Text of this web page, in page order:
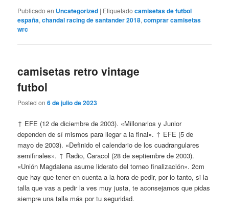
Publicado en Uncategorized | Etiquetado camisetas de futbol
españa,chandal racing de santander 2018,comprar camisetas
wrc
camisetas retro vintage
futbol
Posted on6 de julio de 2023
↑ EFE (12 de diciembre de 2003). «Millonarios y Junior
dependen de sí mismos para llegar a la final». ↑ EFE (5 de
mayo de 2003). «Definido el calendario de los cuadrangulares
semifinales». ↑ Radio, Caracol (28 de septiembre de 2003).
«Unión Magdalena asume liderato del torneo finalización». 2cm
que hay que tener en cuenta a la hora de pedir, por lo tanto, si la
talla que vas a pedir la ves muy justa, te aconsejamos que pidas
siempre una talla más por tu seguridad.